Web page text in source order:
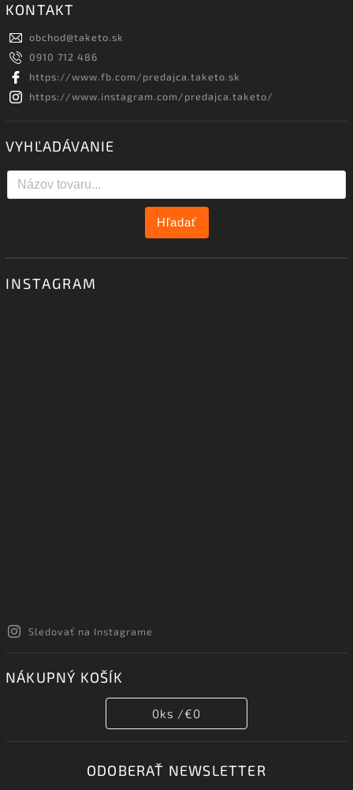
KONTAKT
obchod@taketo.sk
0910 712 486
https://www.fb.com/predajca.taketo.sk
https://www.instagram.com/predajca.taketo/
VYHĽADÁVANIE
Hľadať
INSTAGRAM
Sledovať na Instagrame
NÁKUPNÝ KOŠÍK
0ks /€0
ODOBERAŤ NEWSLETTER